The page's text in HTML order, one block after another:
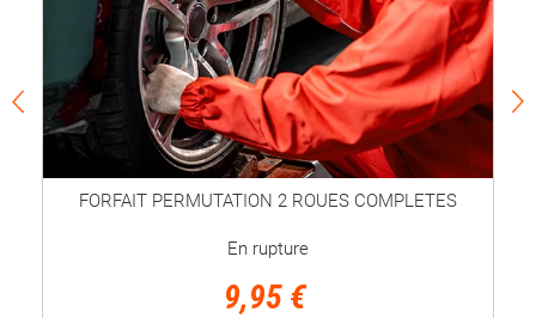
FORFAIT PERMUTATION 2 ROUES COMPLETES
En rupture
9,95 €